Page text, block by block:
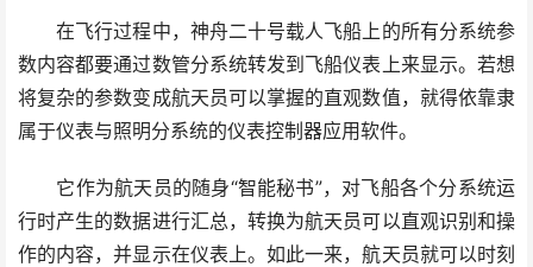
在飞行过程中，神舟二十号载人飞船上的所有分系统参
数内容都要通过数管分系统转发到飞船仪表上来显示。若想
将复杂的参数变成航天员可以掌握的直观数值，就得依靠隶
属于仪表与照明分系统的仪表控制器应用软件。
它作为航天员的随身“智能秘书”，对飞船各个分系统运
行时产生的数据进行汇总，转换为航天员可以直观识别和操
作的内容，并显示在仪表上。如此一来，航天员就可以时刻